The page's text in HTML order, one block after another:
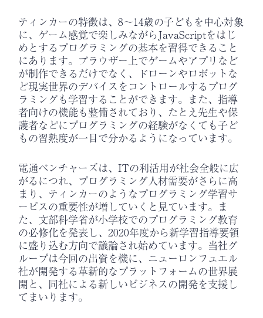
ティンカーの特徴は、8～14歳の子どもを中心対象
に、ゲーム感覚で楽しみながらJavaScriptをはじ
めとするプログラミングの基本を習得できること
にあります。ブラウザー上でゲームやアプリなど
が制作できるだけでなく、ドローンやロボットな
ど現実世界のデバイスをコントロールするプログ
ラミングも学習することができます。また、指導
者向けの機能も整備されており、たとえ先生や保
護者などにプログラミングの経験がなくても子ど
もの習熟度が一目で分かるようになっています。
電通ベンチャーズは、ITの利活用が社会全般に広
がるにつれ、プログラミング人材需要がさらに高
まり、ティンカーのようなプログラミング学習サ
ービスの重要性が増していくと見ています。ま
た、文部科学省が小学校でのプログラミング教育
の必修化を発表し、2020年度から新学習指導要領
に盛り込む方向で議論され始めています。当社グ
ループは今回の出資を機に、ニューロンフュエル
社が開発する革新的なプラットフォームの世界展
開と、同社による新しいビジネスの開発を支援し
てまいります。